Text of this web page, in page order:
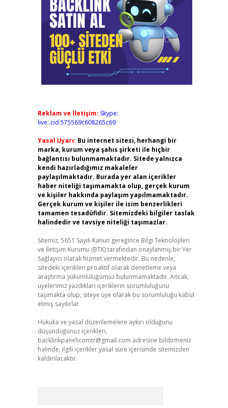
Reklam ve İletişim: Skype:
live:.cid.575569c608265c69
Yasal Uyarı: Bu internet sitesi, herhangi bir
marka, kurum veya şahıs şirketi ile hiçbir
bağlantısı bulunmamaktadır. Sitede yalnızca
kendi hazırladığımız makaleler
paylaşılmaktadır. Burada yer alan içerikler
haber niteliği taşımamakta olup, gerçek kurum
ve kişiler hakkında paylaşım yapılmamaktadır.
Gerçek kurum ve kişiler ile isim benzerlikleri
tamamen tesadüfidir. Sitemizdeki bilgiler taslak
halindedir ve tavsiye niteliği taşımazlar.
Sitemiz, 5651 Sayılı Kanun gereğince Bilgi Teknolojileri
ve İletişim Kurumu (BTK) tarafından onaylanmış bir Yer
Sağlayıcı olarak hizmet vermektedir. Bu nedenle,
sitedeki içerikleri proaktif olarak denetleme veya
araştırma yükümlülüğümüz bulunmamaktadır. Ancak,
üyelerimiz yazdıkları içeriklerin sorumluluğunu
taşımakta olup, siteye üye olarak bu sorumluluğu kabul
etmiş sayılırlar.
Hukuka ve yasal düzenlemelere aykırı olduğunu
düşündüğünüz içerikleri,
backlinkpanelicomtr@gmail.com adresine bildirmeniz
halinde, ilgili içerikler yasal süre içerisinde sitemizden
kaldırılacaktır.